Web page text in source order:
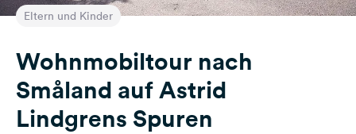
Newsletter
Feedback
Sprache:
Deutsch
Eltern und Kinder
Wohnmobiltour nach
Småland auf Astrid
Lindgrens Spuren